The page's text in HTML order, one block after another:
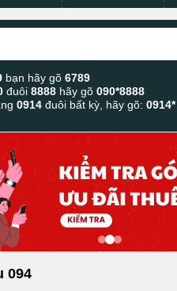
bạn hãy gõ6789
đuôi8888 hãy gõ090*8888
0914 đuôi bất kỳ, hãy gõ:0914*
094